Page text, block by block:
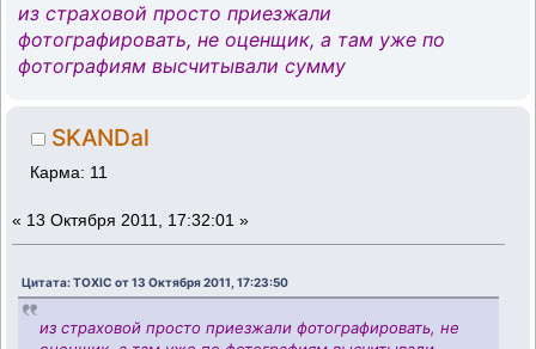
из страховой просто приезжали
фотографировать, не оценщик, а там уже по
фотографиям высчитывали сумму
SKANDal
Карма: 11
« 13 Октября 2011, 17:32:01 »
Цитата: TOXIC от 13 Октября 2011, 17:23:50
из страховой просто приезжали фотографировать, не